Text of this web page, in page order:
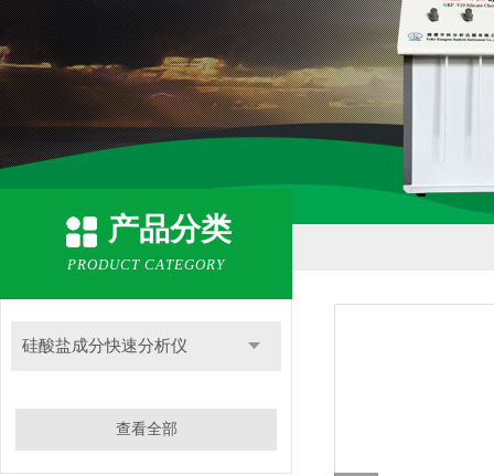
产品分类
PRODUCT CATEGORY
硅酸盐成分快速分析仪
查看全部